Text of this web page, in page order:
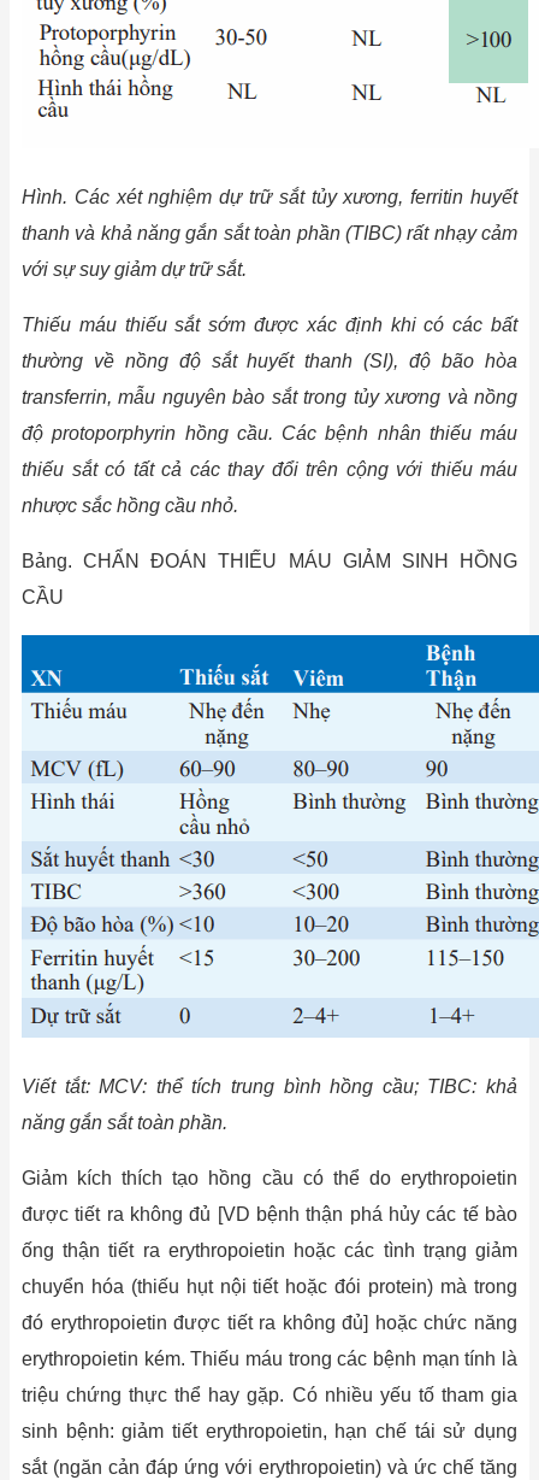
Hình. Các xét nghiệm dự trữ sắt tủy xương, ferritin huyết
thanh và khả năng gắn sắt toàn phần (TIBC) rất nhạy cảm
với sự suy giảm dự trữ sắt.
Thiếu máu thiếu sắt sớm được xác định khi có các bất
thường về nồng độ sắt huyết thanh (SI), độ bão hòa
transferrin, mẫu nguyên bào sắt trong tủy xương và nồng
độ protoporphyrin hồng cầu. Các bệnh nhân thiếu máu
thiếu sắt có tất cả các thay đổi trên cộng với thiếu máu
nhược sắc hồng cầu nhỏ.
Bảng. CHẨN ĐOÁN THIẾU MÁU GIẢM SINH HỒNG
CẦU
Viết tắt: MCV: thể tích trung bình hồng cầu; TIBC: khả
năng gắn sắt toàn phần.
Giảm kích thích tạo hồng cầu có thể do erythropoietin
được tiết ra không đủ [VD bệnh thận phá hủy các tế bào
ống thận tiết ra erythropoietin hoặc các tình trạng giảm
chuyển hóa (thiếu hụt nội tiết hoặc đói protein) mà trong
đó erythropoietin được tiết ra không đủ] hoặc chức năng
erythropoietin kém. Thiếu máu trong các bệnh mạn tính là
triệu chứng thực thể hay gặp. Có nhiều yếu tố tham gia
sinh bệnh: giảm tiết erythropoietin, hạn chế tái sử dụng
sắt (ngăn cản đáp ứng với erythropoietin) và ức chế tăng